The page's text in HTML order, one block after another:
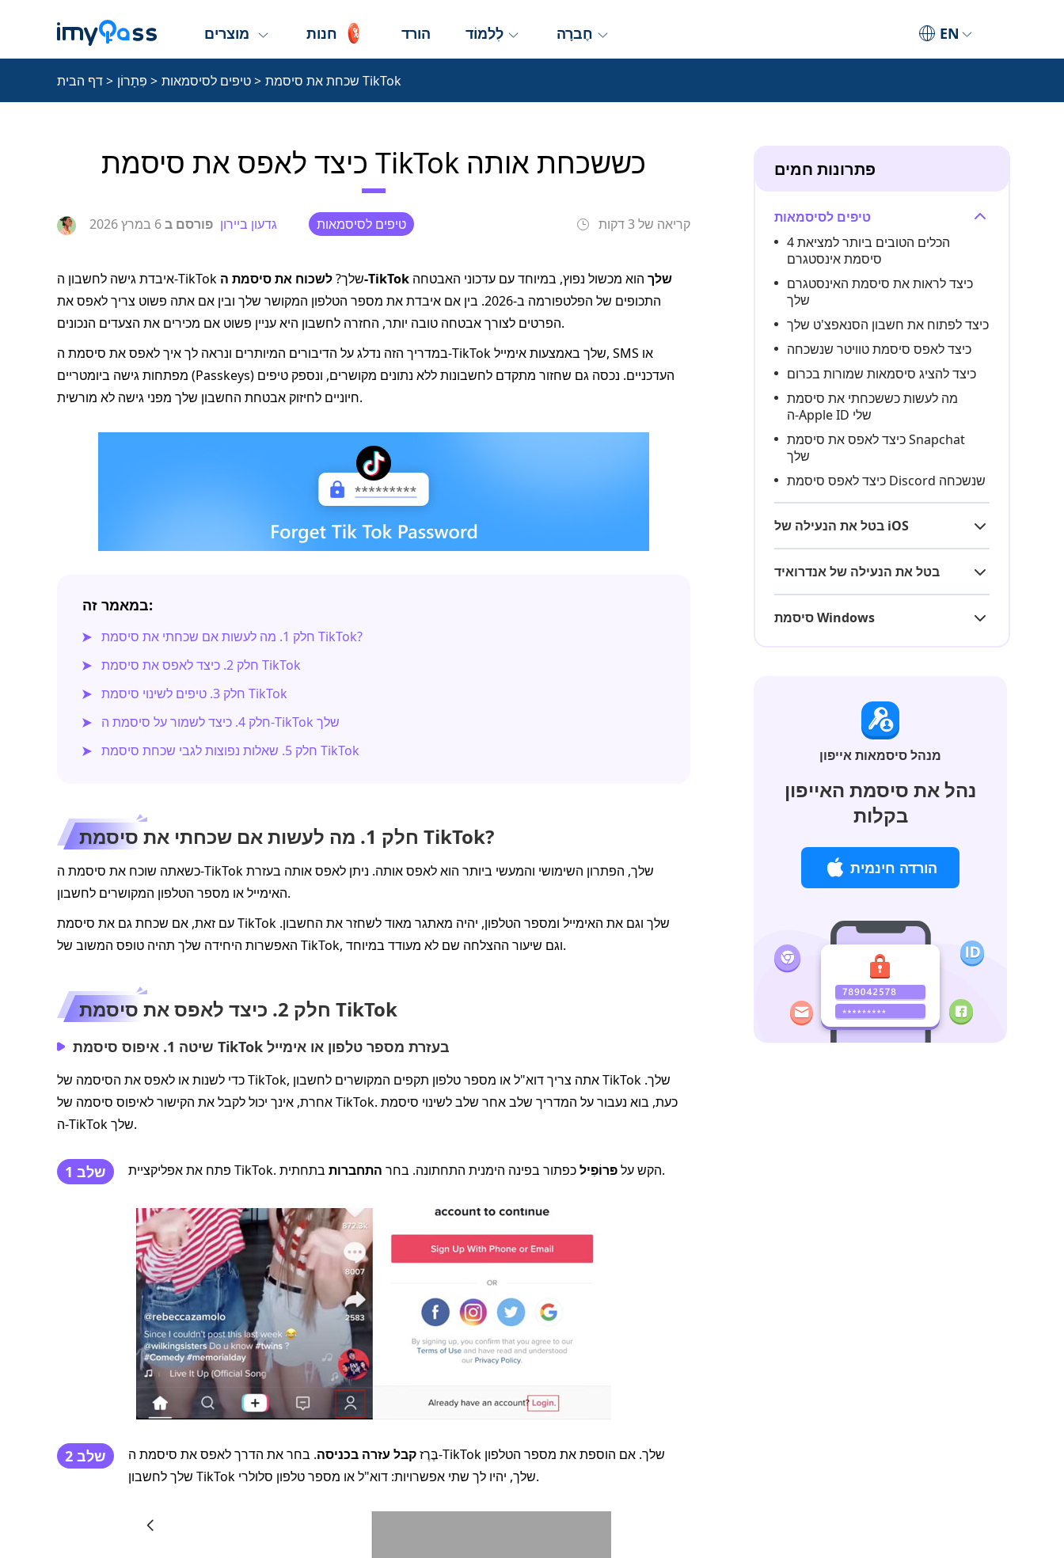
EN חנות הורד לִלמוֹד חֶברָה
דף הבית> פִּתָרוֹן > טיפים לסיסמאות> שכחת את סיסמת TikTok
כיצד לאפס את סיסמת TikTok כששכחת אותה
גדעון ביירון פורסם ב6 במרץ 2026 טיפים לסיסמאות קריאה של 3 דקות
איבדת גישה לחשבון ה‑TikTok שלך? לשכוח את סיסמת ה‑TikTok שלך הוא מכשול נפוץ, במיוחד עם עדכוני האבטחה
התכופים של הפלטפורמה ב‑2026. בין אם איבדת את מספר הטלפון המקושר שלך ובין אם אתה פשוט צריך לאפס את
הפרטים לצורך אבטחה טובה יותר, החזרה לחשבון היא עניין פשוט אם מכירים את הצעדים הנכונים.
במדריך הזה נדלג על הדיבורים המיותרים ונראה לך איך לאפס את סיסמת ה‑TikTok שלך באמצעות אימייל, SMS או
מפתחות גישה ביומטריים (Passkeys) העדכניים. נכסה גם שחזור מתקדם לחשבונות ללא נתונים מקושרים, ונספק טיפים
חיוניים לחיזוק אבטחת החשבון שלך מפני גישה לא מורשית.
במאמר זה:
חלק 1. מה לעשות אם שכחתי את סיסמת TikTok?
חלק 2. כיצד לאפס את סיסמת TikTok
חלק 3. טיפים לשינוי סיסמת TikTok
חלק 4. כיצד לשמור על סיסמת ה‑TikTok שלך
חלק 5. שאלות נפוצות לגבי שכחת סיסמת TikTok
חלק 1. מה לעשות אם שכחתי את סיסמת TikTok?
כשאתה שוכח את סיסמת ה‑TikTok שלך, הפתרון השימושי והמעשי ביותר הוא לאפס אותה. ניתן לאפס אותה בעזרת
האימייל או מספר הטלפון המקושרים לחשבון.
עם זאת, אם שכחת גם את סיסמת TikTok שלך וגם את האימייל ומספר הטלפון, יהיה מאתגר מאוד לשחזר את החשבון.
האפשרות היחידה שלך תהיה טופס המשוב של TikTok, וגם שיעור ההצלחה שם לא מעודד במיוחד.
חלק 2. כיצד לאפס את סיסמת TikTok
שיטה 1. איפוס סיסמת TikTok בעזרת מספר טלפון או אימייל
כדי לשנות או לאפס את הסיסמה של TikTok, אתה צריך דוא"ל או מספר טלפון תקפים המקושרים לחשבון TikTok שלך.
אחרת, אינך יכול לקבל את הקישור לאיפוס סיסמה של TikTok. כעת, בוא נעבור על המדריך שלב אחר שלב לשינוי סיסמת
ה-TikTok שלך.
שלב 1 פתח את אפליקציית TikTok. הקש עלפּרוֹפִילכפתור בפינה הימנית התחתונה. בחר התחברות בתחתית.
שלב 2 בֶּרֶזקבל עזרה בכניסה. בחר את הדרך לאפס את סיסמת ה-TikTok שלך. אם הוספת את מספר הטלפון
שלך לחשבון TikTok שלך, יהיו לך שתי אפשרויות: דוא"ל או מספר טלפון סלולרי.
פתרונות חמים
טיפים לסיסמאות
4 הכלים הטובים ביותר למציאת
סיסמת אינסטגרם
כיצד לראות את סיסמת האינסטגרם
שלך
כיצד לפתוח את חשבון הסנאפצ'ט שלך
כיצד לאפס סיסמת טוויטר שנשכחה
כיצד להציג סיסמאות שמורות בכרום
מה לעשות כששכחתי את סיסמת
ה‑Apple ID שלי
כיצד לאפס את סיסמת Snapchat
שלך
כיצד לאפס סיסמת Discord שנשכחה
בטל את הנעילה של iOS
בטל את הנעילה של אנדרואיד
סיסמת Windows
מנהל סיסמאות אייפון
נהל את סיסמת האייפון
בקלות
הורדה חינמית